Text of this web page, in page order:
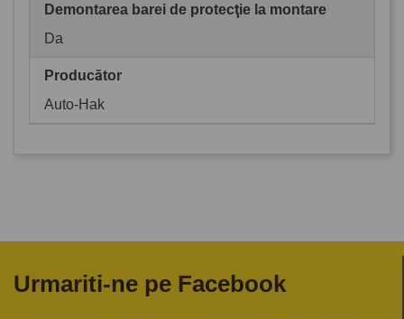
Demontarea barei de protecţie la montare
Da
Producător
Auto-Hak
Urmariti-ne pe Facebook